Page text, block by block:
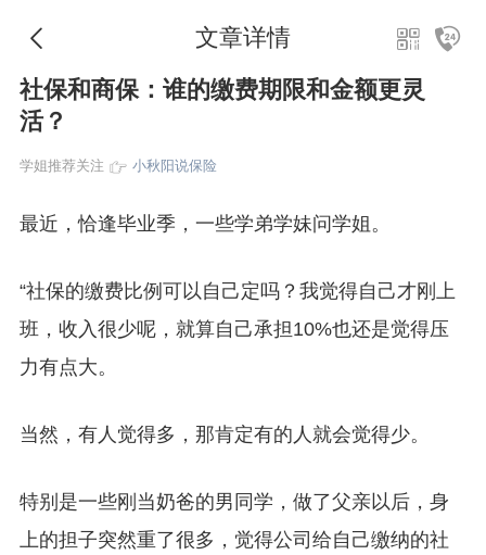
文章详情
社保和商保：谁的缴费期限和金额更灵
活？
学姐推荐关注 小秋阳说保险
最近，恰逢毕业季，一些学弟学妹问学姐。
“社保的缴费比例可以自己定吗？我觉得自己才刚上
班，收入很少呢，就算自己承担10%也还是觉得压
力有点大。
当然，有人觉得多，那肯定有的人就会觉得少。
特别是一些刚当奶爸的男同学，做了父亲以后，身
上的担子突然重了很多，觉得公司给自己缴纳的社